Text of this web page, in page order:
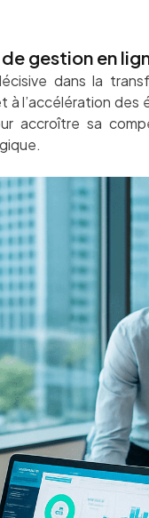
gestion en
dans la
l’accélération
accroître sa